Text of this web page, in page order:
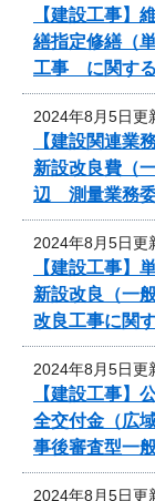
【建設工事
繕指定修繕（
工事 に関す
2024年8月5日更
【建設関連
新設改良費（
辺 測量業務委
2024年8月5日更
【建設工事
新設改良（一
改良工事に関
2024年8月5日更
【建設工事
全交付金（広
事後審査型一
2024年8月5日更